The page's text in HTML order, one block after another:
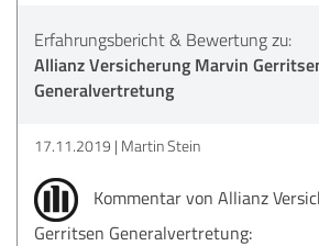
Erfahrungsbericht & Bewertung zu:
Allianz Versicherung Marvin
Generalvertretung
17.11.2019 Martin Stein
Kommentar von Allianz
Gerritsen Generalvertretung: